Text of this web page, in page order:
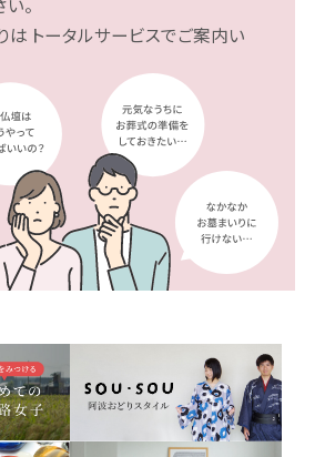
は トータルサービスでご案内い